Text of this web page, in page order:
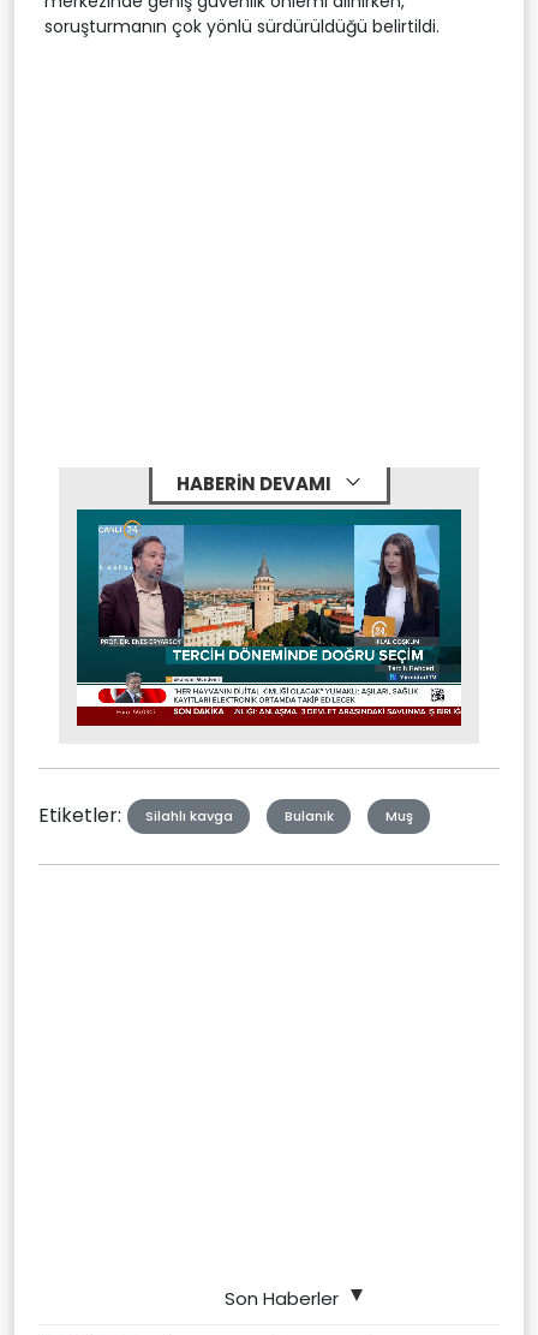
soruşturmanın çok yönlü sürdürüldüğü belirtildi.
HABERİN DEVAMI
Mute Stream
Etiketler: Silahlı kavga Bulanık Muş
Son Haberler